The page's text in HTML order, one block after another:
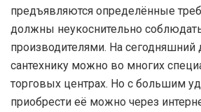
предъявляются определённые
должны неукоснительно
производителями. На сегодняшний
сантехнику можно во многих
торговых центрах. Но с большим
приобрести её можно через